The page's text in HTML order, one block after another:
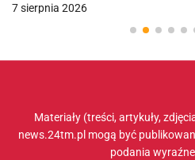
7 sierpnia 2026
Materiały (treści, artykuły,
news.24tm.pl mogą być
podania